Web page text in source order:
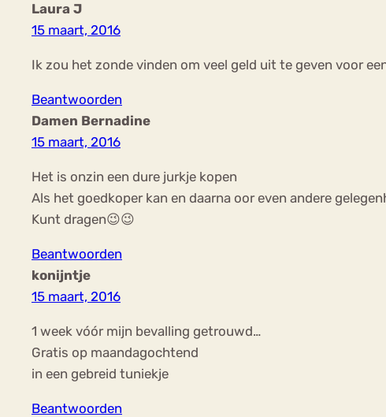
Laura J
15 maart, 2016
Ik zou het zonde vinden om veel geld uit te geven voor
Beantwoorden
Damen Bernadine
15 maart, 2016
Het is onzin een dure jurkje kopen
Als het goedkoper kan en daarna oor even andere
Kunt dragen😉😉
Beantwoorden
konijntje
15 maart, 2016
1 week vóór mijn bevalling getrouwd…
Gratis op maandagochtend
in een gebreid tuniekje
Beantwoorden